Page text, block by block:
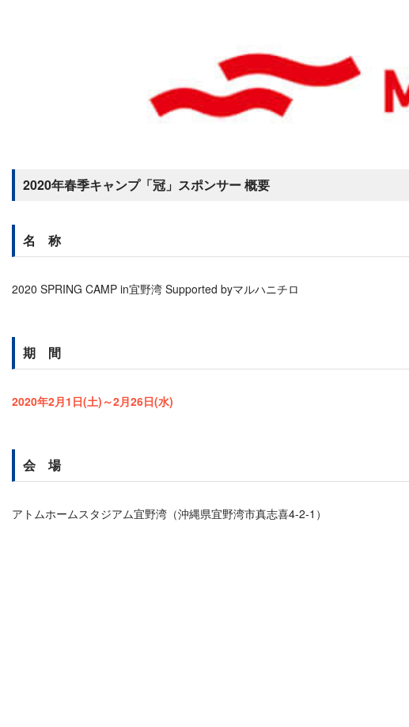
2020年春季キャンプ「冠」スポンサー 概要
名 称
2020 SPRING CAMP in宜野湾 Supported byマルハニチロ
期 間
2020年2月1日(土)～2月26日(水)
会 場
アトムホームスタジアム宜野湾（沖縄県宜野湾市真志喜4-2-1）